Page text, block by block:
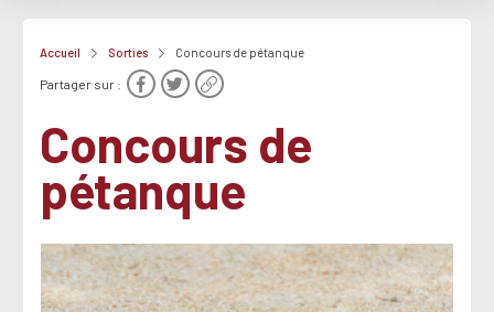
Accueil Sorties Concours de pétanque
Partager sur :
Concours de
pétanque